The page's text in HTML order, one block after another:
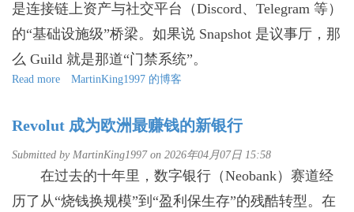
白
大
五
是连接链上资产与社交平台（Discord、Telegram 等）
的“基础设施级”桥梁。如果说 Snapshot 是议事厅，那
么 Guild 就是那道“门禁系统”。
Read more about
社
的
万
自
MartinKing1997 的博客
Revolut 成为欧洲最赚钱的新银行
Submitted by MartinKing1997on 2026年04月07日 15:58
在过去的十年里，数字银行（Neobank）赛道经
历了从“烧钱换规模”到“盈利保生存”的残酷转型。在